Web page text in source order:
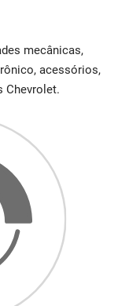
mecânicas,
acessórios,
Chevrolet.